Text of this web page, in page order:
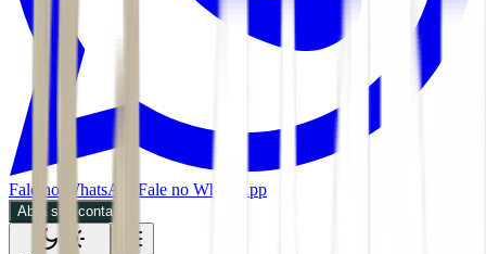
Fale no WhatsApp Fale no WhatsApp
Abra sua conta